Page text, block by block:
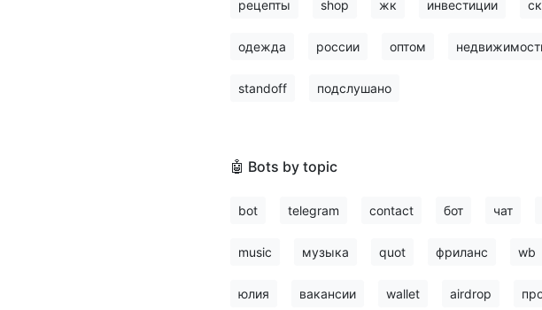
рецепты shop жк инвестиции
одежда россии оптом
standoff подслушано
🤖 Bots by topic
bot telegram contact бот чат
music музыка quot фриланс wb
юлия вакансии wallet airdrop